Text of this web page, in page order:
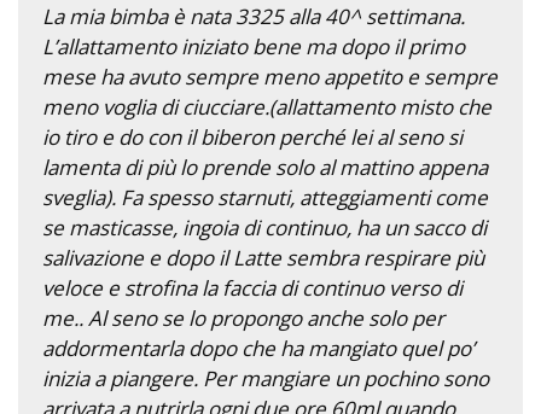
La mia bimba è nata 3325 alla 40^ settimana.
L’allattamento iniziato bene ma dopo il primo
mese ha avuto sempre meno appetito e sempre
meno voglia di ciucciare.(allattamento misto che
io tiro e do con il biberon perché lei al seno si
lamenta di più lo prende solo al mattino appena
sveglia). Fa spesso starnuti, atteggiamenti come
se masticasse, ingoia di continuo, ha un sacco di
salivazione e dopo il Latte sembra respirare più
veloce e strofina la faccia di continuo verso di
me.. Al seno se lo propongo anche solo per
addormentarla dopo che ha mangiato quel po’
inizia a piangere. Per mangiare un pochino sono